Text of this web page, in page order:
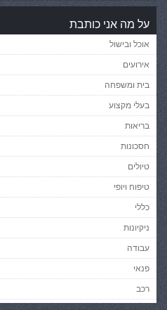
על מה אני כותבת
אוכל ובישול
אירועים
בית ומשפחה
בעלי מקצוע
בריאות
חסכונות
טיולים
טיפוח ויופי
כללי
ניקיונות
עבודה
פנאי
רכב